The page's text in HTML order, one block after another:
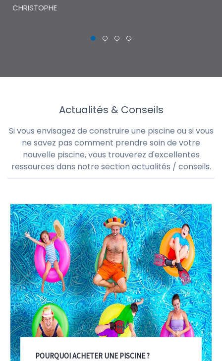
CHRISTOPHE
Actualités & Conseils
Si vous envisagez de construire une piscine ou si vous
ne savez pas comment prendre soin de votre
nouvelle piscine, vous trouverez d'excellentes
ressources dans notre section actualités / conseils.
POURQUOI ACHETER UNE PISCINE ?